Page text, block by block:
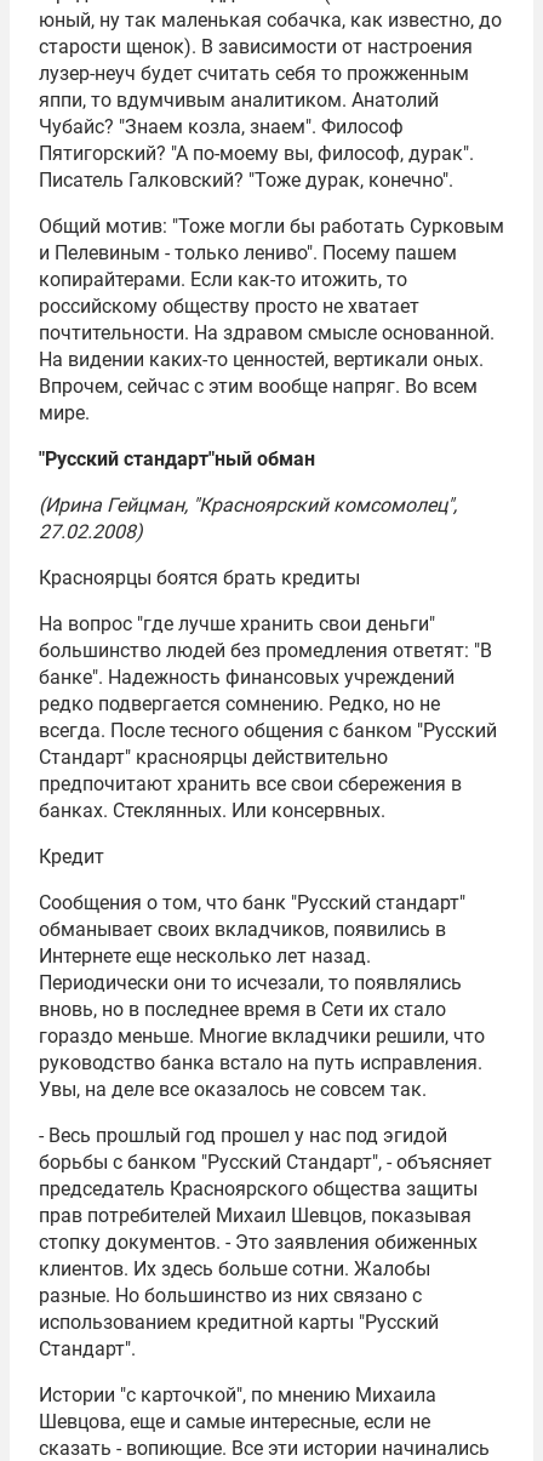
юный, ну так маленькая собачка, как известно, до
старости щенок). В зависимости от настроения
лузер-неуч будет считать себя то прожженным
яппи, то вдумчивым аналитиком. Анатолий
Чубайс? "Знаем козла, знаем". Философ
Пятигорский? "А по-моему вы, философ, дурак".
Писатель Галковский? "Тоже дурак, конечно".
Общий мотив: "Тоже могли бы работать Сурковым
и Пелевиным - только лениво". Посему пашем
копирайтерами. Если как-то итожить, то
российскому обществу просто не хватает
почтительности. На здравом смысле основанной.
На видении каких-то ценностей, вертикали оных.
Впрочем, сейчас с этим вообще напряг. Во всем
мире.
"Русский стандарт"ный обман
(Ирина Гейцман, "Красноярский комсомолец",
27.02.2008)
Красноярцы боятся брать кредиты
На вопрос "где лучше хранить свои деньги"
большинство людей без промедления ответят: "В
банке". Надежность финансовых учреждений
редко подвергается сомнению. Редко, но не
всегда. После тесного общения с банком "Русский
Стандарт" красноярцы действительно
предпочитают хранить все свои сбережения в
банках. Стеклянных. Или консервных.
Кредит
Сообщения о том, что банк "Русский стандарт"
обманывает своих вкладчиков, появились в
Интернете еще несколько лет назад.
Периодически они то исчезали, то появлялись
вновь, но в последнее время в Сети их стало
гораздо меньше. Многие вкладчики решили, что
руководство банка встало на путь исправления.
Увы, на деле все оказалось не совсем так.
- Весь прошлый год прошел у нас под эгидой
борьбы с банком "Русский Стандарт", - объясняет
председатель Красноярского общества защиты
прав потребителей Михаил Шевцов, показывая
стопку документов. - Это заявления обиженных
клиентов. Их здесь больше сотни. Жалобы
разные. Но большинство из них связано с
использованием кредитной карты "Русский
Стандарт".
Истории "с карточкой", по мнению Михаила
Шевцова, еще и самые интересные, если не
сказать - вопиющие. Все эти истории начинались